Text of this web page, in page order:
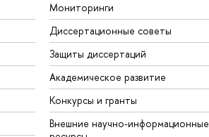
Мониторинги
Диссертационные советы
Защиты диссертаций
Академическое развитие
Конкурсы и гранты
Внешние научно-информационные